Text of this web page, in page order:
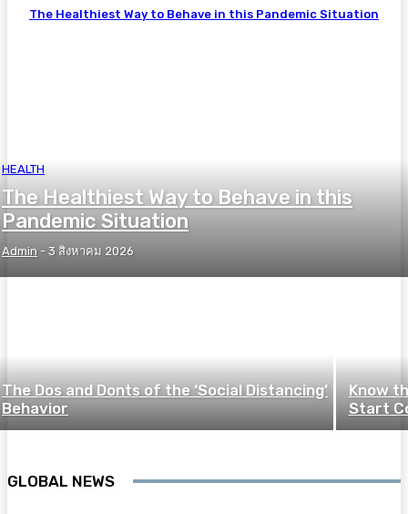
The Healthiest Way to Behave in this Pandemic Situation
HEALTH
The Healthiest Way to Behave in this
Pandemic Situation
Admin - 3 สิงหาคม 2026
The Dos and Donts of the ‘Social Distancing’
Behavior
Know
Start
GLOBAL NEWS